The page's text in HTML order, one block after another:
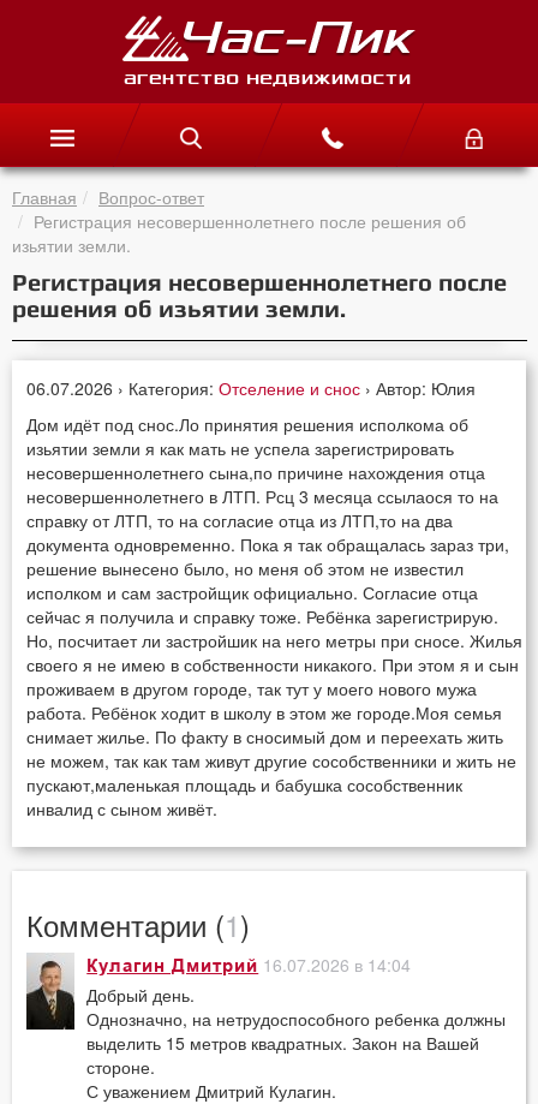
Главная
Вопрос-ответ
Регистрация несовершеннолетнего после решения об
изьятии земли.
Регистрация несовершеннолетнего после
решения об изьятии земли.
06.07.2026 › Категория:Отселение и снос › Автор: Юлия
Дом идёт под снос.Ло принятия решения исполкома об
изьятии земли я как мать не успела зарегистрировать
несовершеннолетнего сына,по причине нахождения отца
несовершеннолетнего в ЛТП. Рсц 3 месяца ссылаося то на
справку от ЛТП, то на согласие отца из ЛТП,то на два
документа одновременно. Пока я так обращалась зараз три,
решение вынесено было, но меня об этом не известил
исполком и сам застройщик официально. Согласие отца
сейчас я получила и справку тоже. Ребёнка зарегистрирую.
Но, посчитает ли застройшик на него метры при сносе. Жилья
своего я не имею в собственности никакого. При этом я и сын
проживаем в другом городе, так тут у моего нового мужа
работа. Ребёнок ходит в школу в этом же городе.Моя семья
снимает жилье. По факту в сносимый дом и переехать жить
не можем, так как там живут другие сособственники и жить не
пускают,маленькая площадь и бабушка сособственник
инвалид с сыном живёт.
Комментарии (1)
Кулагин Дмитрий 16.07.2026 в 14:04
Добрый день.
Однозначно, на нетрудоспособного ребенка должны
выделить 15 метров квадратных. Закон на Вашей
стороне.
С уважением Дмитрий Кулагин.